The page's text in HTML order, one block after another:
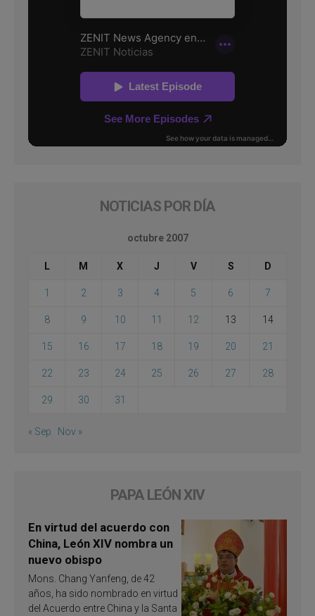
NOTICIAS POR DÍA
octubre 2007
L M X J V S D
1 2 3 4 5 6 7
8 9 10 11 12 13 14
15 16 17 18 19 20 21
22 23 24 25 26 27 28
29 30 31
« Sep Nov »
PAPA LEÓN XIV
En virtud del acuerdo con
China, León XIV nombra un
nuevo obispo
Mons. Chang Yanfeng, de 42
años, ha sido nombrado en virtud
del Acuerdo entre China y la Santa